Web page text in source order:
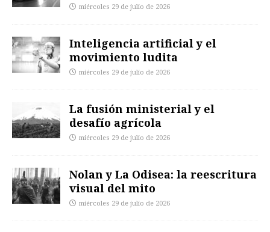
miércoles 29 de julio de 2026
Inteligencia artificial y el
movimiento ludita
miércoles 29 de julio de 2026
La fusión ministerial y el
desafío agrícola
miércoles 29 de julio de 2026
Nolan y La Odisea: la reescritura
visual del mito
miércoles 29 de julio de 2026